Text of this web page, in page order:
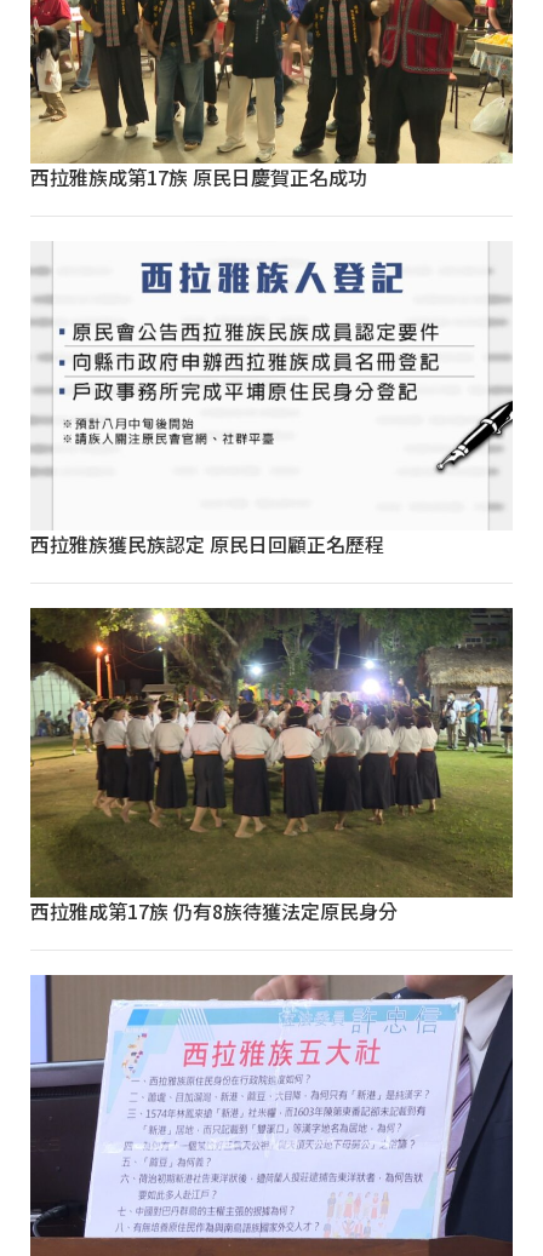
西拉雅族成第17族 原民日慶賀正名成功
西拉雅族獲民族認定 原民日回顧正名歷程
西拉雅成第17族 仍有8族待獲法定原民身分